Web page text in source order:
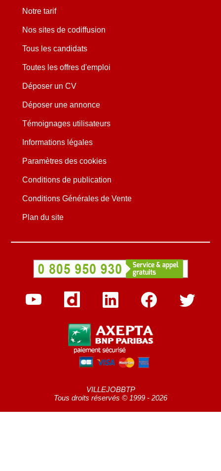
Notre tarif
Nos sites de codiffusion
Tous les candidats
Toutes les offres d'emploi
Déposer un CV
Déposer une annonce
Témoignages utilisateurs
Informations légales
Paramètres des cookies
Conditions de publication
Conditions Générales de Vente
Plan du site
VILLEJOBBTP
Tous droits réservés © 1999 - 2026